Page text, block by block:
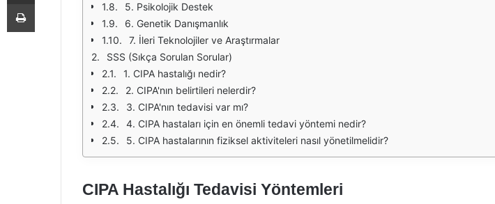
5. Psikolojik Destek
6. Genetik Danışmanlık
7. İleri Teknolojiler ve Araştırmalar
SSS (Sıkça Sorulan Sorular)
1. CIPA hastalığı nedir?
2. CIPA'nın belirtileri nelerdir?
3. CIPA'nın tedavisi var mı?
4. CIPA hastaları için en önemli tedavi yöntemi nedir?
5. CIPA hastalarının fiziksel aktiviteleri nasıl yönetilmelidir?
CIPA Hastalığı Tedavisi Yöntemleri